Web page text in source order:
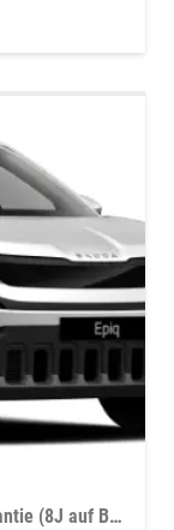
Essence 55, 211PS 55 kWh, 5 Jahre Garantie (8J auf Batterie), Climatronic, Infotainment 13,1" + Smartlink, Parksensoren hinten, ACC, Side Assist, M-Lederlenkrad, Dachreling